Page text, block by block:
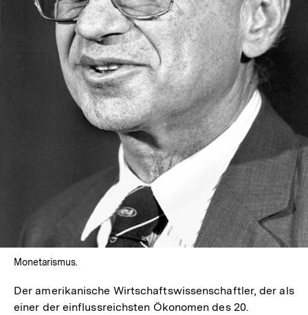
In
Lightbox
öffnen
Monetarismus.
Der amerikanische Wirtschaftswissenschaftler, der als
einer der einflussreichsten Ökonomen des 20.